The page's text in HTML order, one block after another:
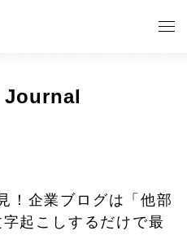
！企業ブログは「他部
起こしするだけで最